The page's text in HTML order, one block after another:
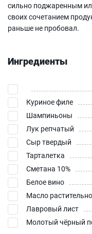
сильно поджаренным
своих сочетанием
раньше не пробовал.
Ингредиенты
Куриное филе
Шампиньоны
Лук репчатый
Сыр твердый
Тарталетка
Сметана 10%
Белое вино
Масло
Лавровый лист
Молотый чёрный